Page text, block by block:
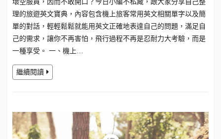
壞空服員，因而不敢開口？今日小編不私藏，跟大家分享自己整
理的旅遊英文寶典，內容包含機上旅客常用英文相關單字以及簡
單的對話，輕輕鬆鬆就能用英文正確地表達自己的問題，滿足自
己的需求，讓你不再害怕，飛行過程不再是忍耐力大考驗，而是
一種享受。 一、機上…
繼續閱讀